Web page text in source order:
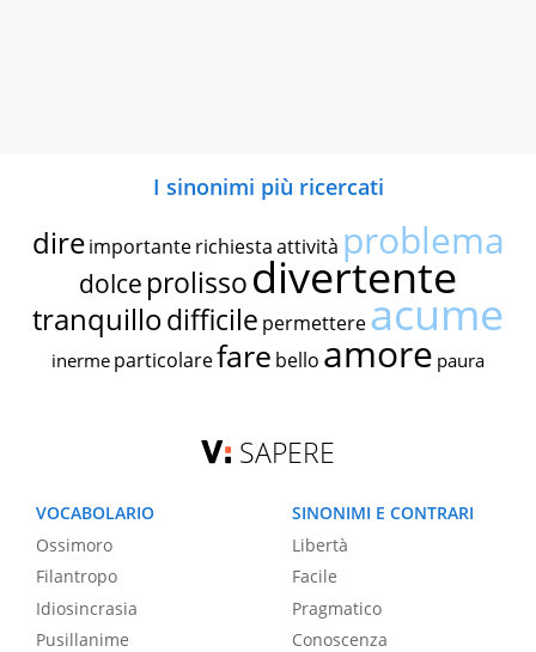
I sinonimi più ricercati
dire importante richiestaattività problema
dolce prolissodivertente
tranquillodifficile permettereacume
inerme particolarefare bello amore paura
SAPERE
VOCABOLARIO
Ossimoro
Filantropo
Idiosincrasia
Pusillanime
SINONIMI E CONTRARI
Libertà
Facile
Pragmatico
Conoscenza